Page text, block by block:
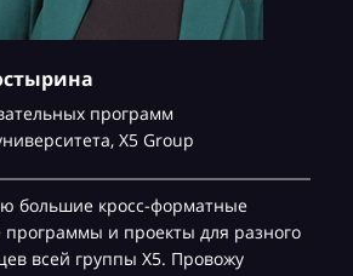
программ
Х5 Group
большие кросс-форматные
программы и проекты для разного
всей группы Х5. Провожу